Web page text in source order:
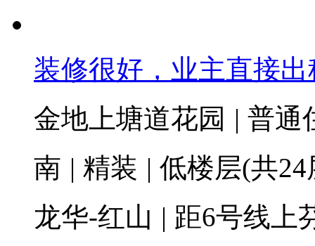
装修很好，业主直接
金地上塘道花园 | 普通
南 | 精装 | 低楼层(共
龙华-红山 | 距6号线上